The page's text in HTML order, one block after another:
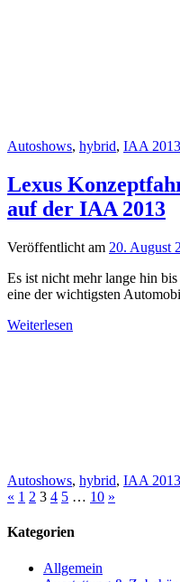
Autoshows, hybrid, IAA 2013
Lexus
auf der IAA 2013
Veröffentlicht am 20. August
Es ist nicht mehr lange hin
eine der wichtigsten
Weiterlesen
Autoshows, hybrid, IAA 2013
der
« Vorherige
1 2 3 4 5 … 10 Nächste
»
Kategorien
Allgemein